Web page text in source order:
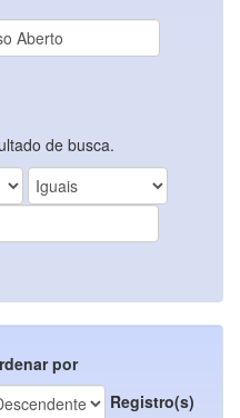
de busca.
por
Registro(s)